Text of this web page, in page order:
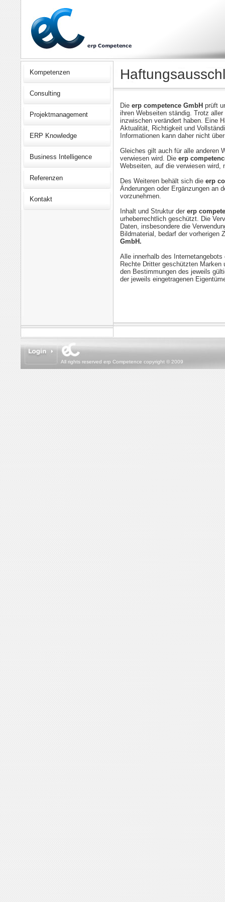
Kompetenzen
Consulting
Projektmanagement
ERP Knowledge
Business Intelligence
Referenzen
Kontakt
Die erp competence GmbH prüft
ihren Webseiten ständig. Trotz
inzwischen verändert haben. Eine
Aktualität, Richtigkeit und
Informationen kann daher nicht
Gleiches gilt auch für alle anderen
verwiesen wird. Die erp
Webseiten, auf die verwiesen wird,
Des Weiteren behält sich die erp
Änderungen oder Ergänzungen an
vorzunehmen.
Inhalt und Struktur der erp
urheberrechtlich geschützt. Die
Daten, insbesondere die
Bildmaterial, bedarf der vorherigen
GmbH.
Alle innerhalb des
Rechte Dritter geschützten Marken
den Bestimmungen des jeweils
der jeweils eingetragenen
All rights reserved erp Competence copyright © 2009